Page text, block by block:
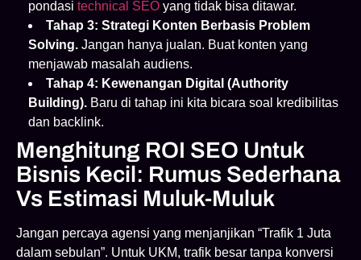
pondasi technical SEO yang tidak bisa ditawar.
Tahap 3: Strategi Konten Berbasis Problem
Solving. Jangan hanya jualan. Buat konten yang
menjawab masalah audiens.
Tahap 4: Kewenangan Digital (Authority
Building). Baru di tahap ini kita bicara soal kredibilitas
dan backlink.
Menghitung ROI SEO Untuk
Bisnis Kecil: Rumus Sederhana
Vs Estimasi Muluk-Muluk
Jangan percaya agensi yang menjanjikan “Trafik 1 Juta
dalam sebulan”. Untuk UKM, trafik besar tanpa konversi